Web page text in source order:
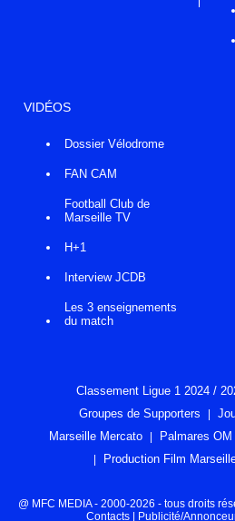
VIDÉOS
Dossier Vélodrome
FAN CAM
Football Club de
Marseille TV
H+1
Interview JCDB
Les 3 enseignements
du match
Classement Ligue 1 2024 /
Groupes de Supporters
Marseille Mercato
Palmares OM
Production Film
@ MFC MEDIA - 2000-2026 - tous droits
Contacts
Publicité/